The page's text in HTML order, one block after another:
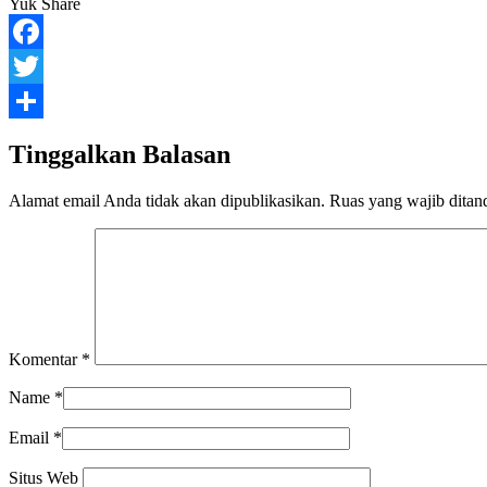
Facebook
Twitter
Tinggalkan Balasan
Alamat email Anda tidak akan dipublikasikan. Ruas yang wajib
Komentar *
Name *
Email *
Situs Web